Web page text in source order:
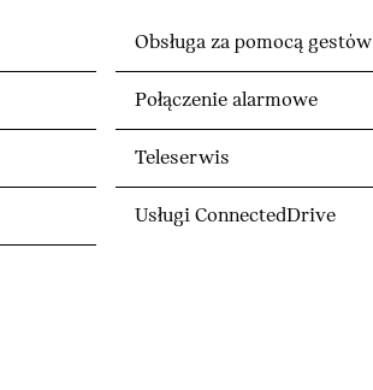
Obsługa za pomocą gestów
Połączenie alarmowe
Teleserwis
Usługi ConnectedDrive